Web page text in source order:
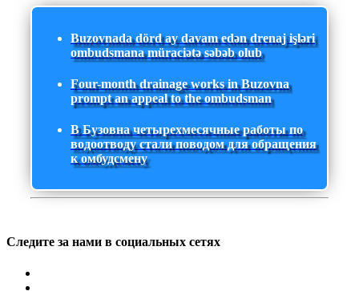
Buzovnada dörd ay davam edən drenaj işləri
ombudsmana müraciətə səbəb olub
Four-month drainage works in Buzovna
prompt an appeal to the ombudsman
В Бузовна четырехмесячные работы по
водоотводу стали поводом для обращения
к омбудсмену
Следите за нами в социальных сетях